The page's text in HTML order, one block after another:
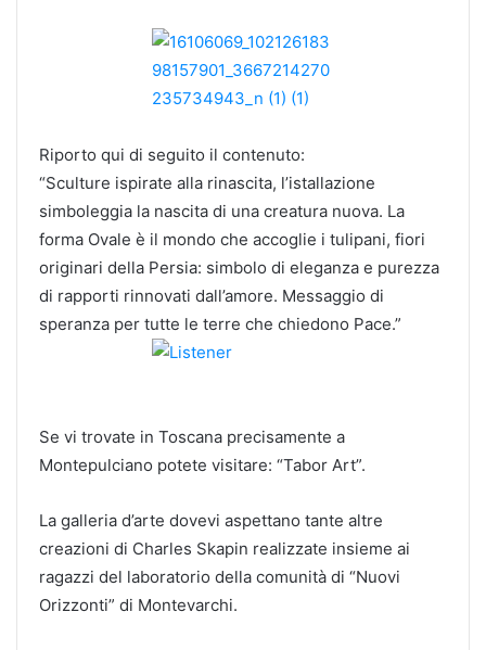
Riporto qui di seguito il contenuto:
“Sculture ispirate alla rinascita, l’istallazione
simboleggia la nascita di una creatura nuova. La
forma Ovale è il mondo che accoglie i tulipani, fiori
originari della Persia: simbolo di eleganza e purezza
di rapporti rinnovati dall’amore. Messaggio di
speranza per tutte le terre che chiedono Pace.”
Se vi trovate in Toscana precisamente a
Montepulciano potete visitare: “Tabor Art”.
La galleria d’arte dovevi aspettano tante altre
creazioni di Charles Skapin realizzate insieme ai
ragazzi del laboratorio della comunità di “Nuovi
Orizzonti” di Montevarchi.